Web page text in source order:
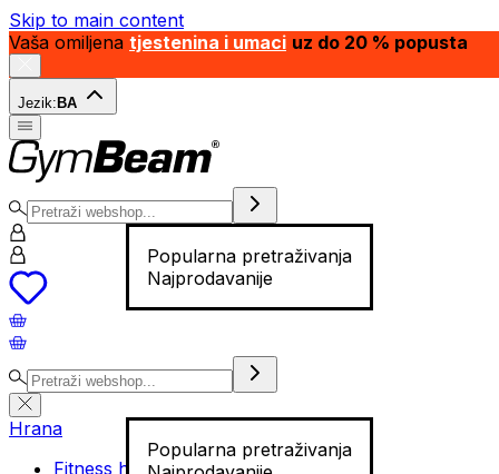
Skip to main content
Vaša omiljena tjestenina i umaci uz do 20 % popusta
Jezik: BA
Popularna pretraživanja
Najprodavanije
Popularna pretraživanja
Hrana
Fitness hrana